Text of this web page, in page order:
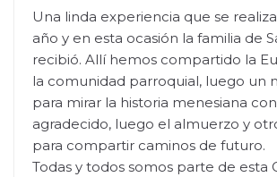
Una linda experiencia que se
año y en esta ocasión la familia de
recibió. Allí hemos compartido la
la comunidad parroquial, luego un
para mirar la historia menesiana
agradecido, luego el almuerzo y
para compartir caminos de futuro.
Todas y todos somos parte de esta